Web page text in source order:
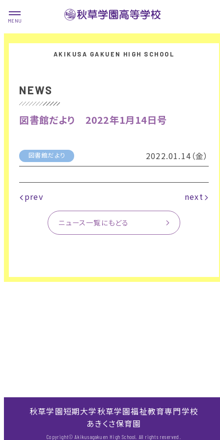
NEWS
図書館だより 2022年1月14日号
図書館だより 2022.01.14（金）
prev next
ニュース一覧にもどる
秋草学園短期大学秋草学園福祉教育専門学校
あきくさ保育園
Copyright© Akikusagakuen High School. All rights reserved.